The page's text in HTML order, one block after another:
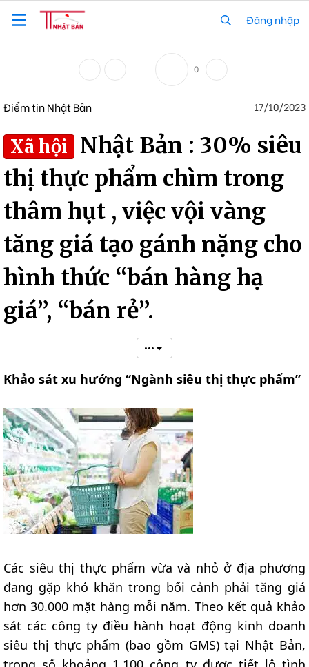
Đăng nhập
0
Điểm tin Nhật Bản 17/10/2023
Xã hội
Nhật Bản : 30% siêu
thị thực phẩm chìm trong
thâm hụt , việc vội vàng
tăng giá tạo gánh nặng cho
hình thức “bán hàng hạ
giá”, “bán rẻ”.
•••
Khảo sát xu hướng “Ngành siêu thị thực phẩm”
Các siêu thị thực phẩm vừa và nhỏ ở địa phương
đang gặp khó khăn trong bối cảnh phải tăng giá
hơn 30.000 mặt hàng mỗi năm. Theo kết quả khảo
sát các công ty điều hành hoạt động kinh doanh
siêu thị thực phẩm (bao gồm GMS) tại Nhật Bản,